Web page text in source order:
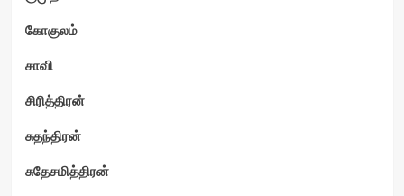
கோகுலம்
சாவி
சிரித்திரன்
சுதந்திரன்
சுதேசமித்திரன்